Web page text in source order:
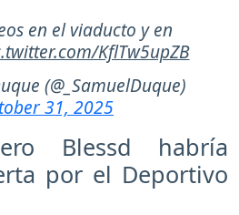
en el viaducto y en
KflTw5upZB
(@_SamuelDuque)
31, 2025
Blessd habría
por el Deportivo